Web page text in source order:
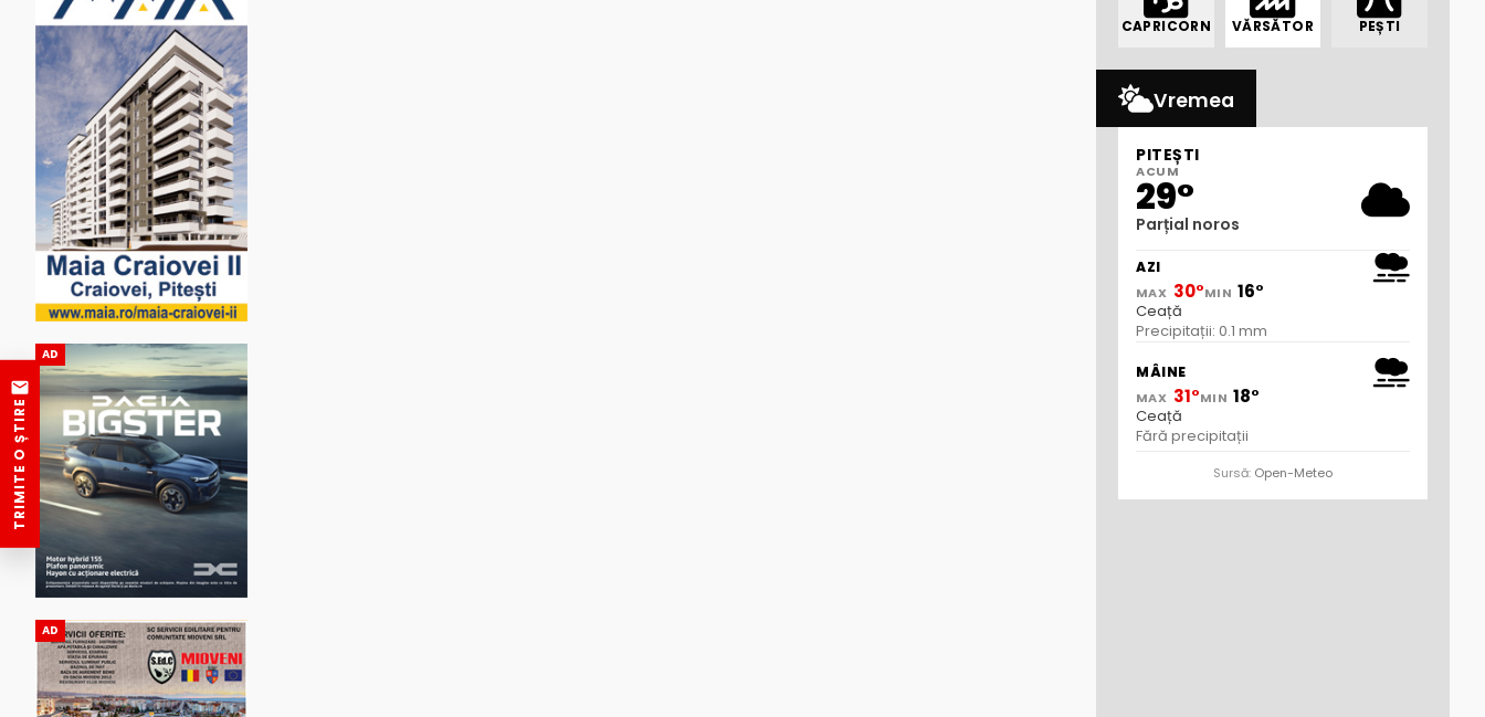
AD
AD
CAPRICORN VĂRSĂTOR PEȘTI
Vremea
PITEȘTI
ACUM
29°
Parțial noros
AZI
MAX 30°MIN 16°
Ceață
Precipitații: 0.1 mm
MÂINE
MAX 31°MIN 18°
Ceață
Fără precipitații
Sursă: Open-Meteo
TRIMITE O ȘTIRE